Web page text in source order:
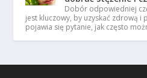
Dobór odpowiedniej
jest kluczowy, by uzyskać zdrową i
pojawia się pytanie, jak często